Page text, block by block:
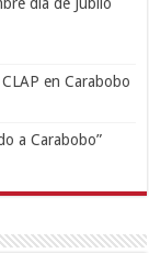
día de Júbilo
en Carabobo
a Carabobo”